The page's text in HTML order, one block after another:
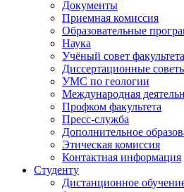
Документы
Приемная комиссия
Образовательные
Наука
Учёный совет факультета
Диссертационные
УМС по геологии
Международная
Профком факультета
Пресс-служба
Дополнительное
Этическая комиссия
Контактная информация
Студенту
Дистанционное